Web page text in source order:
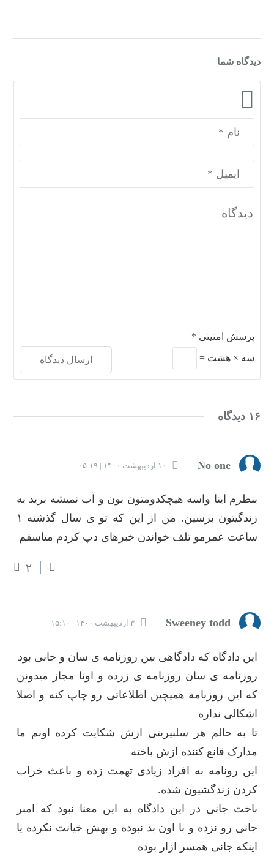
دیدگاه شما
پرسش امنیتی *
سه ×هشت =
۱۶ دیدگاه
No one ۱۰ اردیبهشت ۱۴۰۰ | ۰۵:۱۹
بنظرم اینا واسه هیچکدومتون نون‌ و آب نمیشه برید به
زندگیتون برسین. من از این که تو ی سال گذشته ۱
ساعت عمرمو تلف خواندن خبرهای دپ کردم متاسفم
۲
Sweeney todd ۳ اردیبهشت ۱۴۰۰ | ۱۵:۱۰
این دادگاه که دادگاهی بین روزنامه ی سان و جانی بود
روزنامه ی سان روزنامه ی زرده و اونا مجاز میدونن
که این روزنامه همیچین اطلاعاتی رو چاپ کنه و اصلا
اشکالی نداره
تا به حالم هر سلبیریتی ازش شکایت کرده اونم ما
مدارک قانع کننده ازش باخته
این رونامه به افراد زیادی تهمت زده و باعث خراب
کردن زندگشیون شده.
باخت جانی در این دادگاه به این معنا نبود که امبر
جانی رو نزده و با اون بد نبوده و بهش خیانت نکرده یا
اینکه جانی همسر ازار بوده